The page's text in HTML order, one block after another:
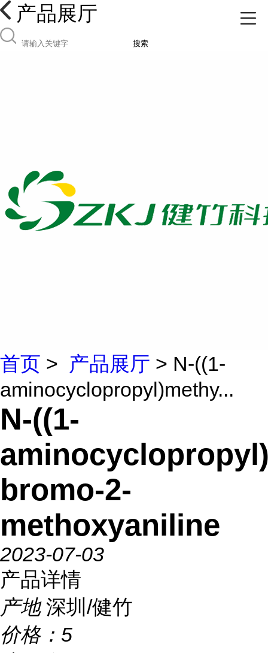
产品展厅
搜索
首页 > 产品展厅 > N-((1-
aminocyclopropyl)methy...
N-((1-
bromo-2-
methoxyaniline
2023-07-03
产品详情
产地 深圳/健竹
价格： 5